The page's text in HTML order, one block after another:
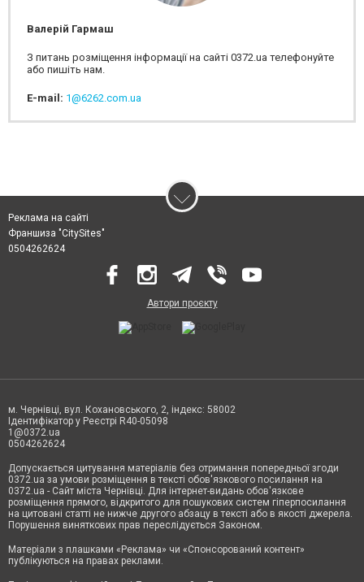
Валерій Гармаш
З питань розміщення інформації на сайті 0372.ua телефонуйте
або пишіть нам.
E-mail: 1@6262.com.ua
Реклама на сайті
Франшиза "CitySites"
0504262624
Автори проєкту
м. Чернівці, вул. Кохановського, 2, індекс: 58002
Ідентифікатор у Реєстрі R40-05098
1@0372.ua
0504262624
Допускається цитування матеріалів без отримання попередньої згоди
0372.ua за умови розміщення в тексті обов'язкового посилання на
0372.ua - Сайт міста Чернівці. Для інтернет-видань обов'язкове
розміщення прямого, відкритого для пошукових систем гіперпосилання
на цитовані статті не нижче другого абзацу в тексті або в якості джерела.
Порушення виняткових прав переслідується Законом.
Матеріали з плашками «Реклама» чи «Спонсорований контент»
публікуються на правах реклами.